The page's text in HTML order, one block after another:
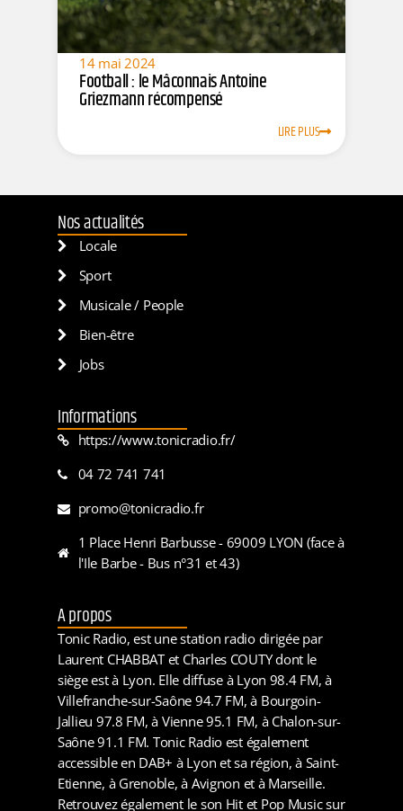
14 mai 2024
Football : le Mâconnais Antoine
Griezmann récompensé
LIRE PLUS
Nos actualités
Locale
Sport
Musicale / People
Bien-être
Jobs
Informations
https://www.tonicradio.fr/
04 72 741 741
promo@tonicradio.fr
1 Place Henri Barbusse - 69009 LYON (face à
l'Ile Barbe - Bus n°31 et 43)
A propos
Tonic Radio, est une station radio dirigée par
Laurent CHABBAT et Charles COUTY dont le
siège est à Lyon. Elle diffuse à Lyon 98.4 FM, à
Villefranche-sur-Saône 94.7 FM, à Bourgoin-
Jallieu 97.8 FM, à Vienne 95.1 FM, à Chalon-sur-
Saône 91.1 FM. Tonic Radio est également
accessible en DAB+ à Lyon et sa région, à Saint-
Etienne, à Grenoble, à Avignon et à Marseille.
Retrouvez également le son Hit et Pop Music sur